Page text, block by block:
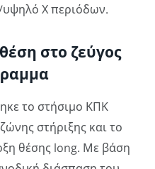
υψηλό Χ περιόδων.
στο ζεύγος
το στήσιμο ΚΠΚ
στήριξης και το
θέσης long. Με βάση